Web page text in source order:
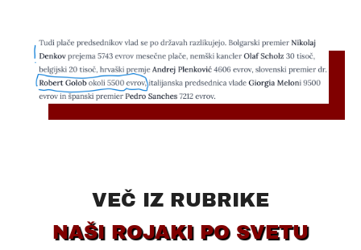
VEČ IZ RUBRIKE
NAŠI ROJAKI PO SVETU